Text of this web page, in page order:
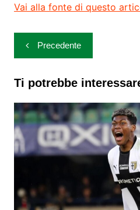
Vai alla fonte di questo
Navigazione
articoli
Precedente
Ti potrebbe